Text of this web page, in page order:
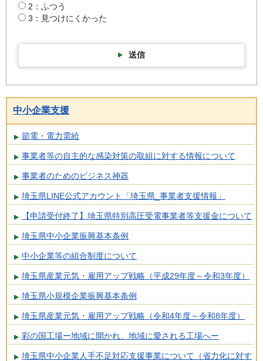
2：ふつう
3：見つけにくかった
送信
中小企業支援
節電・電力需給
事業者等の自主的な感染対策の取組に対する情報について
事業者のためのビジネス神器
埼玉県LINE公式アカウント「埼玉県_事業者支援情報」
【申請受付終了】埼玉県特別高圧受電事業者等支援金について
埼玉県中小企業振興基本条例
中小企業等の組合制度について
埼玉県産業元気・雇用アップ戦略（平成29年度～令和3年度）
埼玉県小規模企業振興基本条例
埼玉県産業元気・雇用アップ戦略（令和4年度～令和8年度）
彩の国工場ー地域に開かれ、地域に愛される工場へー
埼玉県中小企業人手不足対応支援事業について（省力化に対す